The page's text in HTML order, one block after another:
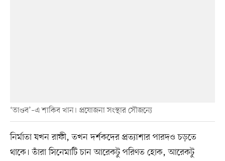
‘তাণ্ডব’–এ শাকিব খান। প্রযোজনা সংস্থার সৌজন্যে
নির্মাতা যখন রাফী, তখন দর্শকদের প্রত্যাশার পারদও চড়তে
থাকে। তাঁরা সিনেমাটি চান আরেকটু পরিণত হোক, আরেকটু